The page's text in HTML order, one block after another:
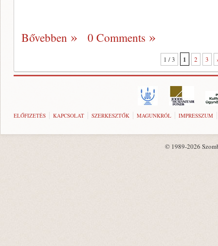
Bővebben 0 Comments
1 / 3 1 2 3
ELŐFIZETÉS KAPCSOLAT SZERKESZTŐK MAGUNKRÓL IMPRESSZUM
© 1989-2026